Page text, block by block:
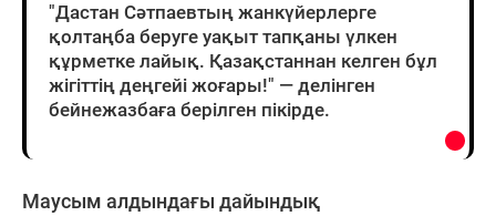
"Дастан Сәтпаевтың жанкүйерлерге
қолтаңба беруге уақыт тапқаны үлкен
құрметке лайық. Қазақстаннан келген бұл
жігіттің деңгейі жоғары!" — делінген
бейнежазбаға берілген пікірде.
Маусым алдындағы дайындық